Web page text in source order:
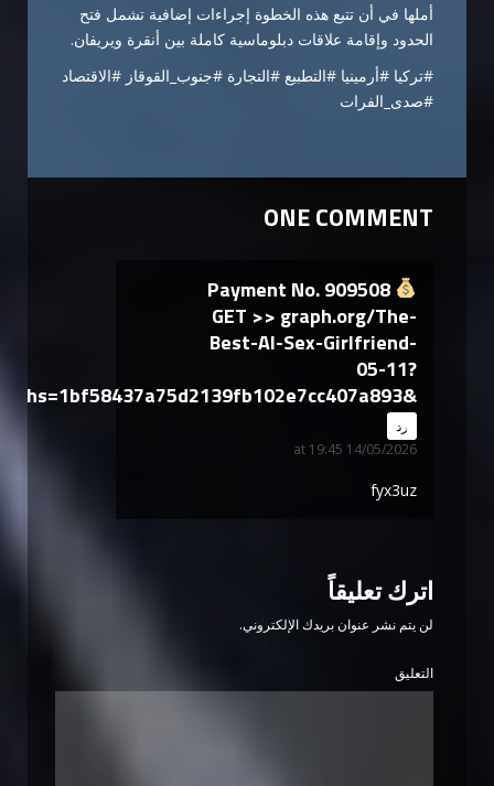
أملها في أن تتبع هذه الخطوة إجراءات إضافية تشمل فتح
الحدود وإقامة علاقات دبلوماسية كاملة بين أنقرة ويريفان.
#تركيا #أرمينيا #التطبيع #التجارة #جنوب_القوقاز #الاقتصاد
#صدى_الفرات
ONE COMMENT
Payment No. 909508
GET >> graph.org/The-
Best-AI-Sex-Girlfriend-
05-11?
hs=1bf58437a75d2139fb102e7cc407a893&
says:
14/05/2026 at 19:45
رد
fyx3uz
اترك تعليقاً
لن يتم نشر عنوان بريدك الإلكتروني.
التعليق